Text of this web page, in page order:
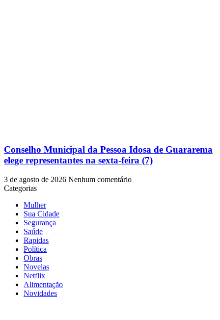
Conselho Municipal da Pessoa Idosa de Guararema
elege representantes na sexta-feira (7)
3 de agosto de 2026 Nenhum comentário
Categorias
Mulher
Sua Cidade
Segurança
Saúde
Rapidas
Política
Obras
Novelas
Netflix
Alimentação
Novidades